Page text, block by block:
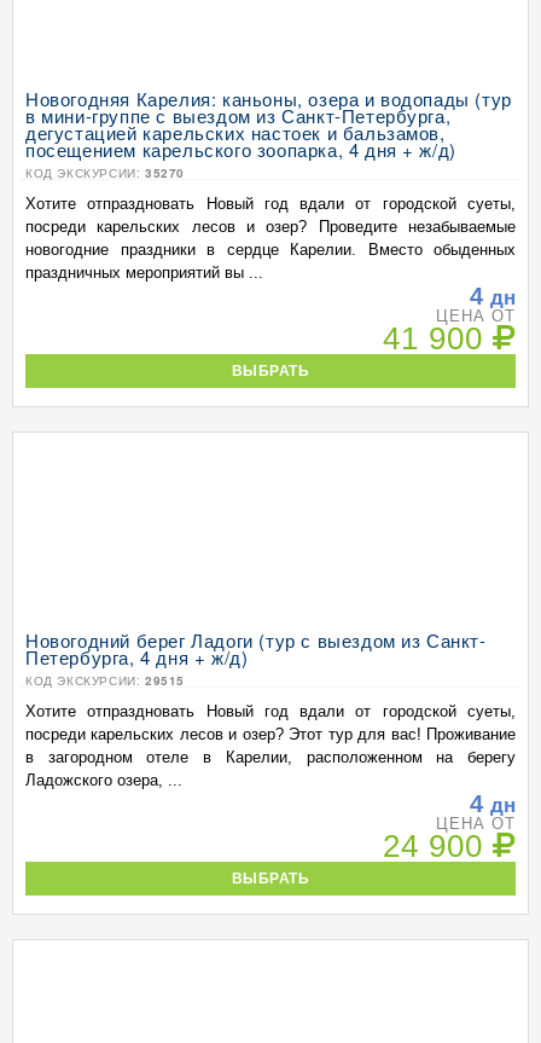
Новогодняя Карелия: каньоны, озера и водопады (тур
в мини-группе с выездом из Санкт-Петербурга,
дегустацией карельских настоек и бальзамов,
посещением карельского зоопарка, 4 дня + ж/д)
КОД ЭКСКУРСИИ: 35270
Хотите отпраздновать Новый год вдали от городской суеты,
посреди карельских лесов и озер? Проведите незабываемые
новогодние праздники в сердце Карелии. Вместо обыденных
праздничных мероприятий вы ...
4 дн
ЦЕНА ОТ
41 900
ВЫБРАТЬ
Новогодний берег Ладоги (тур с выездом из Санкт-
Петербурга, 4 дня + ж/д)
КОД ЭКСКУРСИИ: 29515
Хотите отпраздновать Новый год вдали от городской суеты,
посреди карельских лесов и озер? Этот тур для вас! Проживание
в загородном отеле в Карелии, расположенном на берегу
Ладожского озера, ...
4 дн
ЦЕНА ОТ
24 900
ВЫБРАТЬ